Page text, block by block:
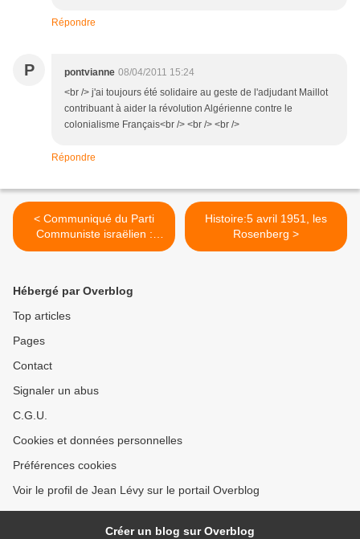
Répondre
P pontvianne 08/04/2011 15:24
<br /> j'ai toujours été solidaire au geste de l'adjudant Maillot
contribuant à aider la révolution Algérienne contre le
colonialisme Français<br /> <br /> <br />
Répondre
< Communiqué du Parti
Communiste israëlien :
assassinat du cinéaste et
Khamis
Histoire:5 avril 1951, les
Rosenberg >
Hébergé par Overblog
Top articles
Pages
Contact
Signaler un abus
C.G.U.
Cookies et données personnelles
Préférences cookies
Voir le profil de Jean Lévy sur le portail Overblog
Créer un blog sur Overblog